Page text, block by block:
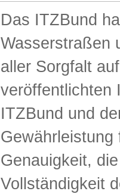
Das ITZBund
Wasserstraßen
aller Sorgfalt
veröffentlichten
ITZBund und
Genauigkeit,
Vollständigkeit